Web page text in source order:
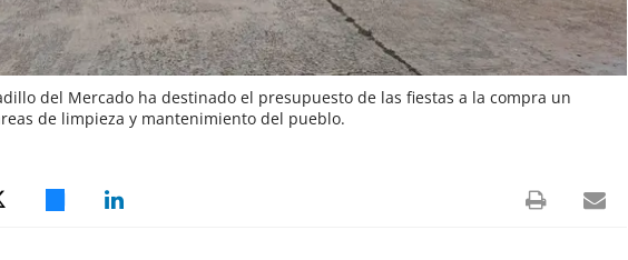
del Mercado ha destinado el presupuesto de las fiestas a la compra un
de limpieza y mantenimiento del pueblo.